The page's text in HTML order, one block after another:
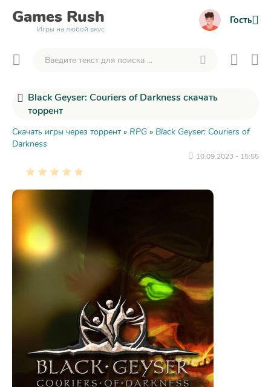
Games Rush
Игры на любой вкус
Гость
Black Geyser: Couriers of Darkness скачать
торрент
Скачать игры через торрент» RPG » Black Geyser: Couriers of
Darkness
10.09.2023 - 15:55